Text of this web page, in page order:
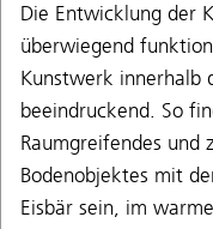
Die Entwicklung der
überwiegend
Kunstwerk innerhalb
beeindruckend. So
Raumgreifendes und
Bodenobjektes mit
Eisbär sein, im